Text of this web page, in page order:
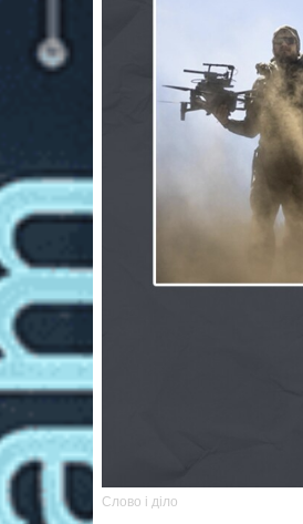
Слово і діло